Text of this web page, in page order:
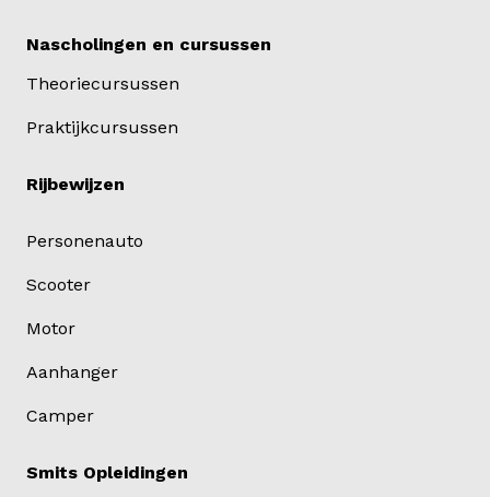
Nascholingen en cursussen
Theoriecursussen
Praktijkcursussen
Rijbewijzen
Personenauto
Scooter
Motor
Aanhanger
Camper
Smits Opleidingen